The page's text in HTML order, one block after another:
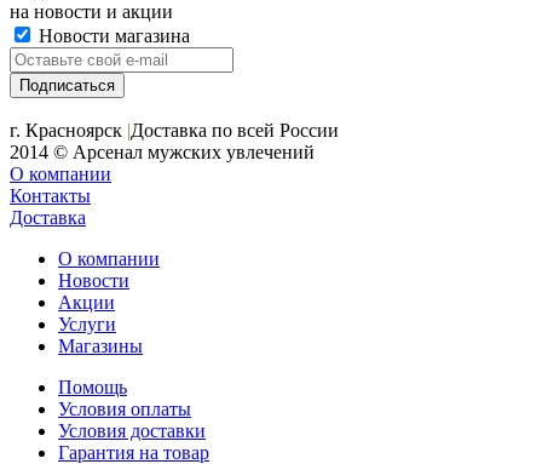
на новости и акции
Новости магазина
г. Красноярск |Доставка по всей России
2014 © Арсенал мужских увлечений
О компании
Контакты
Доставка
О компании
Новости
Акции
Услуги
Магазины
Помощь
Условия оплаты
Условия доставки
Гарантия на товар